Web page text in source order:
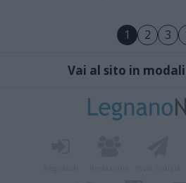
1 2 3
Vai al sito in